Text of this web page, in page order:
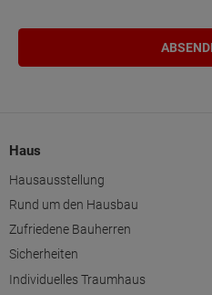
Haus
Hausausstellung
Rund um den Hausbau
Zufriedene Bauherren
Sicherheiten
Individuelles Traumhaus